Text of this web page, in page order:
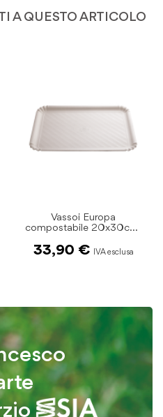
A QUESTO ARTICOLO
Vassoi Europa
compostabile
27,95 €